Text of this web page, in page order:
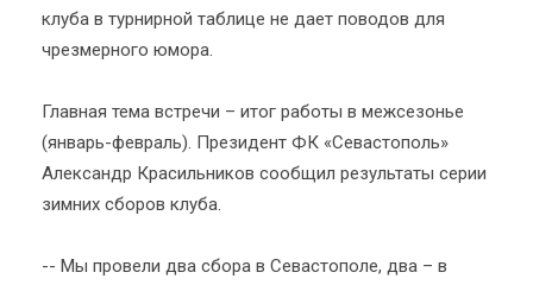
клуба в турнирной таблице не дает поводов для
чрезмерного юмора.
Главная тема встречи – итог работы в межсезонье
(январь-февраль). Президент ФК «Севастополь»
Александр Красильников сообщил результаты серии
зимних сборов клуба.
-- Мы провели два сбора в Севастополе, два – в